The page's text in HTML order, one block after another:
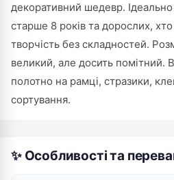
декоративний шедевр. Ідеально
старше 8 років та дорослих,
творчість без складностей.
великий, але досить помітний.
полотно на рамці, стразики,
сортування.
✨ Особливості та